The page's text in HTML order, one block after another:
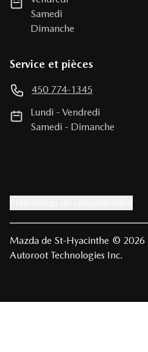
Samedi
Dimanche
Service et pièces
450 774-1345
Lundi -Vendredi
Samedi - Dimanche
Mazda de St-Hyacinthe © 2026
Autoroot Technologies Inc.